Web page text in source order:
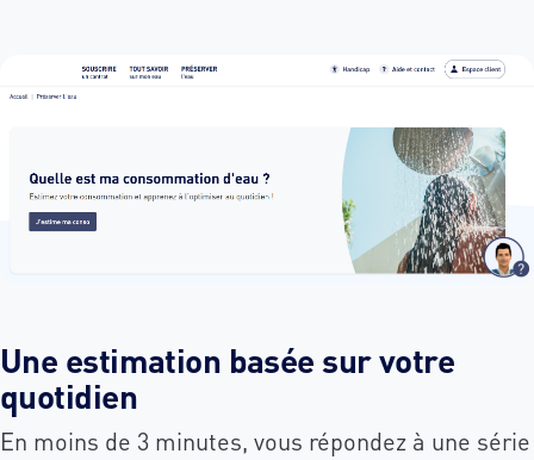
Une estimation basée sur votre
quotidien
En moins de 3 minutes, vous répondez à une série